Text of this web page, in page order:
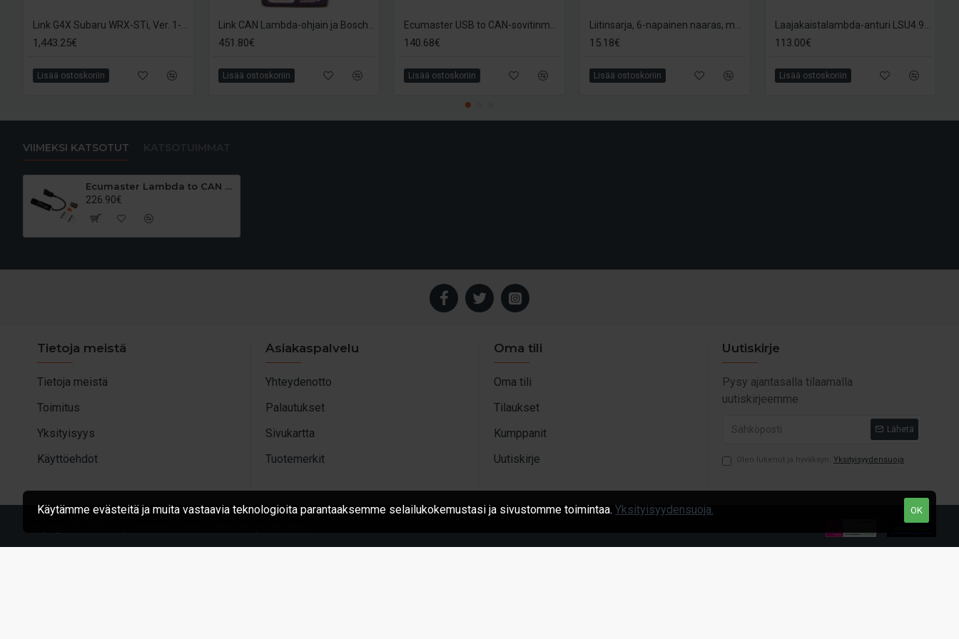
1,443.25€
Lisää ostoskoriin
451.80€
Lisää ostoskoriin
140.68€
Lisää ostoskoriin
15.18€
Lisää ostoskoriin
113.00€
Lisää ostoskoriin
VIIMEKSI KATSOTUT
Ecumaster Lambda to CAN LSU4.9 - laajakaistalambdaohjain
226.90€
Tietoja meistä
Tietoja meistä
Toimitus
Yksityisyys
Käyttöehdot
Asiakaspalvelu
Yhteydenotto
Palautukset
Sivukartta
Tuotemerkit
Oma tili
Oma tili
Tilaukset
Kumppanit
Uutiskirje
Uutiskirje
Pysy ajantasalla tilaamalla
uutiskirjeemme
Lähetä
Olen lukenut ja hyväksyn Yksityisyydensuoja
OK
Käytämme evästeitä ja muita vastaavia teknologioita parantaaksemme selailukokemustasi ja sivustomme toimintaa. Yksityisyydensuoja.